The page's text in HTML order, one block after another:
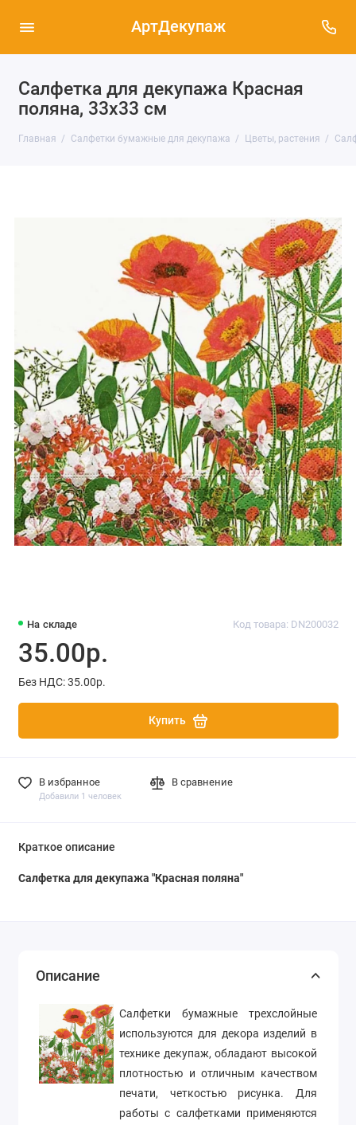
АртДекупаж
Салфетка для декупажа Красная
поляна, 33х33 см
Главная Салфетки бумажные для декупажа Цветы, растения
На складе Код товара: DN200032
35.00р.
Без НДС: 35.00р.
Купить
В избранное
Добавили 1 человек
В сравнение
Краткое описание
Салфетка для декупажа "Красная поляна"
Описание
Салфетки бумажные трехслойные
используются для декора изделий в
технике декупаж, обладают высокой
плотностью и отличным качеством
печати, четкостью рисунка. Для
работы с салфетками применяются